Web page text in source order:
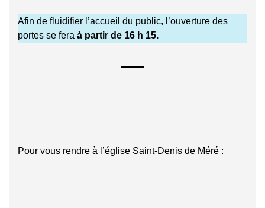
Afin de fluidifier l’accueil du public, l’ouverture des
portes se fera à partir de 16 h 15.
Pour vous rendre à l’église Saint-Denis de Méré :